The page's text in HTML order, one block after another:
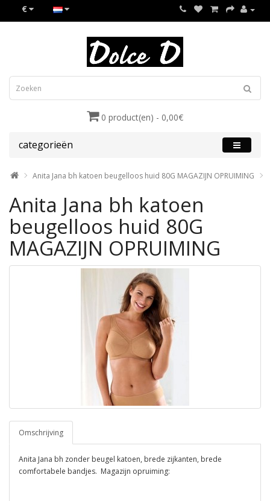
€
0 product(en) - 0,00€
categorieën
Anita Jana bh katoen beugelloos huid 80G MAGAZIJN OPRUIMING
Anita Jana bh katoen
beugelloos huid 80G
MAGAZIJN OPRUIMING
Omschrijving
Anita Jana bh zonder beugel katoen, brede zijkanten, brede
comfortabele bandjes. Magazijn opruiming: